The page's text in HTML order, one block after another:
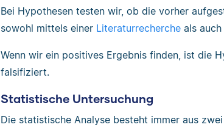
Bei Hypothesen testen wir, ob die vorher
sowohl mittels einer Literaturrecherche als
Wenn wir ein positives Ergebnis finden, ist die
falsifiziert.
Statistische Untersuchung
Die statistische Analyse besteht immer aus